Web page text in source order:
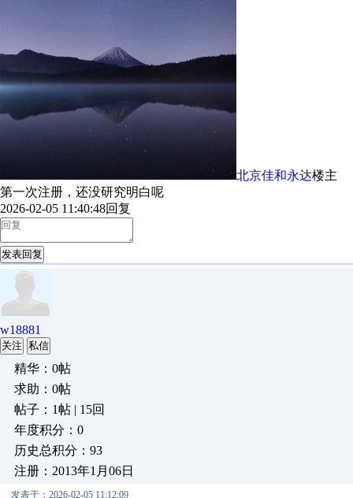
北京佳和永达楼主
第一次注册，还没研究明白呢
2026-02-05 11:40:48回复
发表回复
w18881
关注 私信
精华：0帖
求助：0帖
帖子：1帖 | 15回
年度积分：0
历史总积分：93
注册：2013年1月06日
发表于：2026-02-05 11:12:09